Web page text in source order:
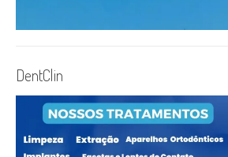
DentClin